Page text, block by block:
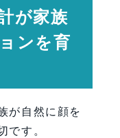
が家族
ンを育
が自然に顔を
です。